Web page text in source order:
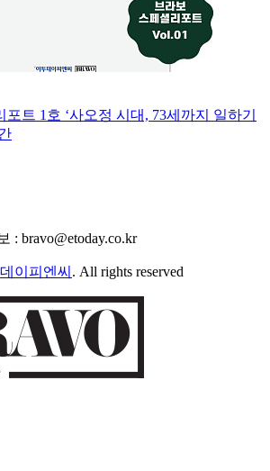
포트 1호 ‘사오정 시대, 73세까지 일하기
: bravo@etoday.co.kr
이피엔씨 . All rights reserved